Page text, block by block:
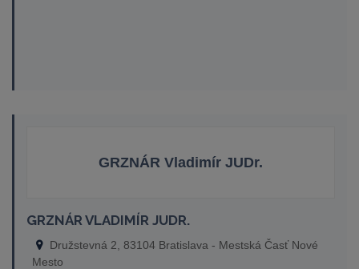
GRZNÁR Vladimír JUDr.
GRZNÁR VLADIMÍR JUDR.
Družstevná 2, 83104 Bratislava - Mestská Časť Nové
Mesto